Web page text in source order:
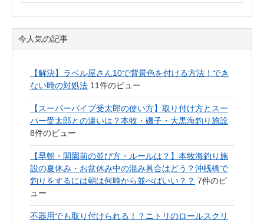
今人気の記事
【解決】ラベル屋さん10で背景色を付ける方法！でき
ない時の対処法 11件のビュー
【スーパーパイプ受太郎の使い方】取り付け方とスー
パー受太郎との違いは？本牧・磯子・大黒海釣り施設
8件のビュー
【早朝・開園前の並び方・ルールは？】本牧海釣り施
設の夏休み・お盆休み中の混み具合はどう？沖桟橋で
釣りをするには朝は何時から並べばいい？？ 7件のビ
ュー
不器用でも取り付けられる！？ニトリのロールスクリ